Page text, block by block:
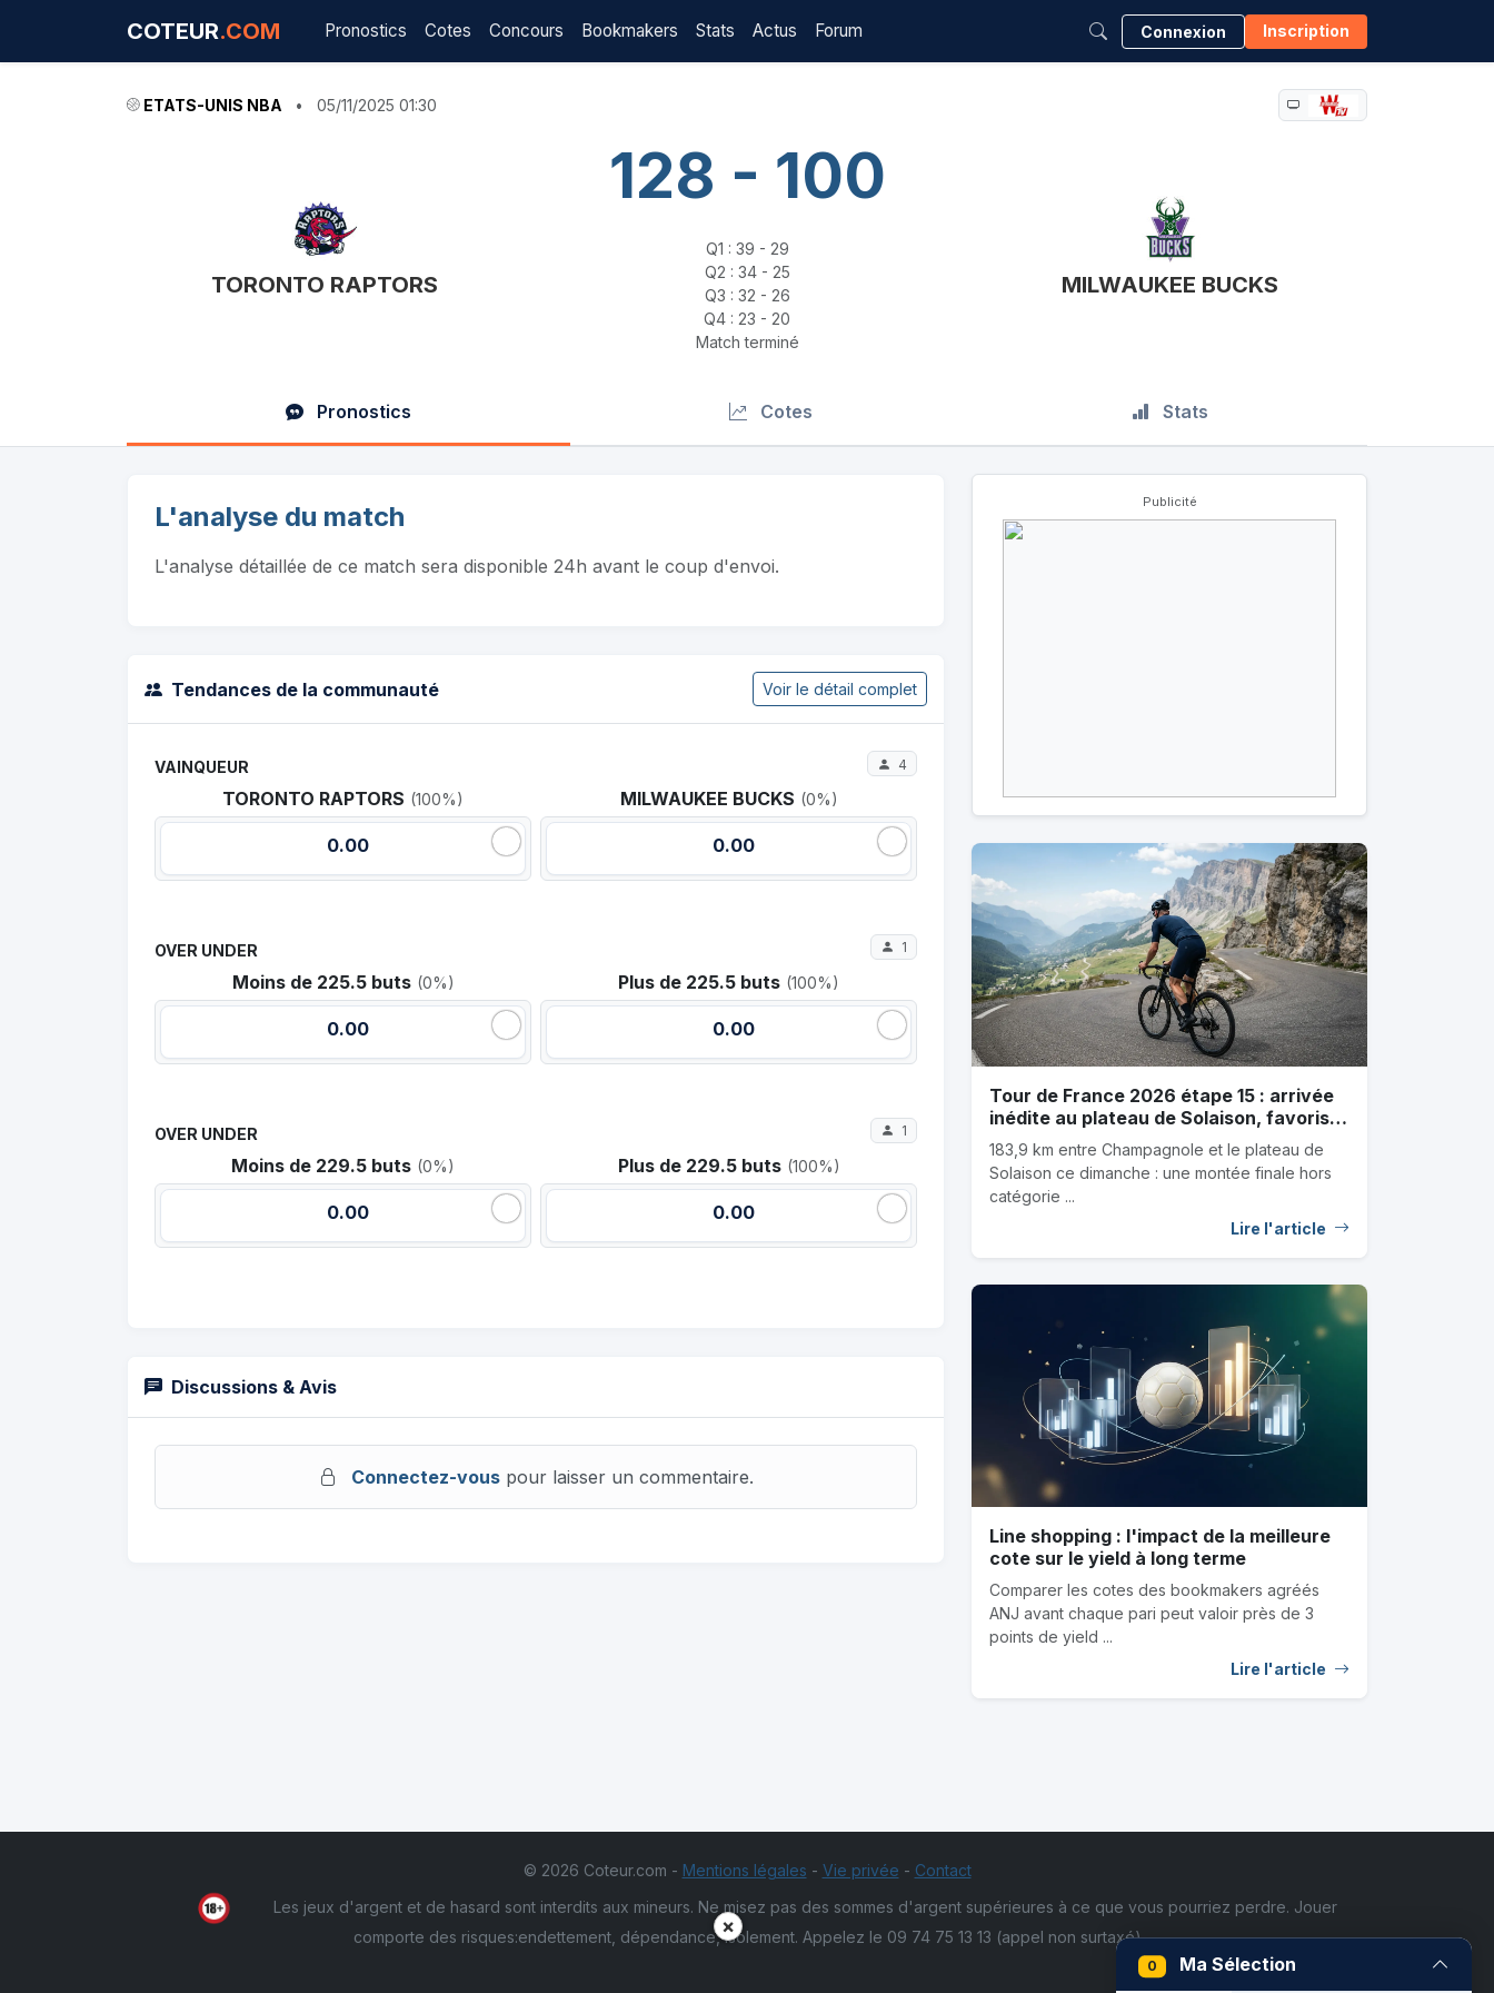
COTEUR.COM Pronostics Cotes Concours Bookmakers Stats Actus Forum Connexion Inscription
ETATS-UNIS NBA • 05/11/2025 01:30
TORONTO RAPTORS
128 - 100
Q1 : 39 - 29
Q2 : 34 - 25
Q3 : 32 - 26
Q4 : 23 - 20
Match terminé
MILWAUKEE BUCKS
Pronostics Cotes Stats
L'analyse du match
L'analyse détaillée de ce match sera disponible 24h avant le coup d'envoi.
Tendances de la communauté Voir le détail complet
VAINQUEUR 4
TORONTO RAPTORS (100%)
0.00
MILWAUKEE BUCKS (0%)
0.00
OVER UNDER 1
Moins de 225.5 buts (0%)
0.00
Plus de 225.5 buts (100%)
0.00
OVER UNDER 1
Moins de 229.5 buts (0%)
0.00
Plus de 229.5 buts (100%)
0.00
Discussions & Avis
Connectez-vouspour laisser un commentaire.
Publicité
Tour de France 2026 étape 15 : arrivée
inédite au plateau de Solaison, favoris
et coureurs sous-cotés
183,9 km entre Champagnole et le plateau de
Solaison ce dimanche : une montée finale hors
catégorie ...
Lire l'article
Line shopping : l'impact de la meilleure
cote sur le yield à long terme
Comparer les cotes des bookmakers agréés
ANJ avant chaque pari peut valoir près de 3
points de yield ...
Lire l'article
© 2026 Coteur.com - Mentions légales - Vie privée - Contact
Les jeux d'argent et de hasard sont interdits aux mineurs. Ne misez pas des sommes d'argent supérieures à ce que vous pourriez perdre. Jouer
comporte des risques:endettement, dépendance, isolement. Appelez le 09 74 75 13 13 (appel non surtaxé)
0 Ma Sélection
×